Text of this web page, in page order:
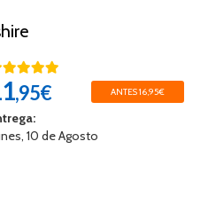
,95€ ANTES 16,95€
10 de Agosto